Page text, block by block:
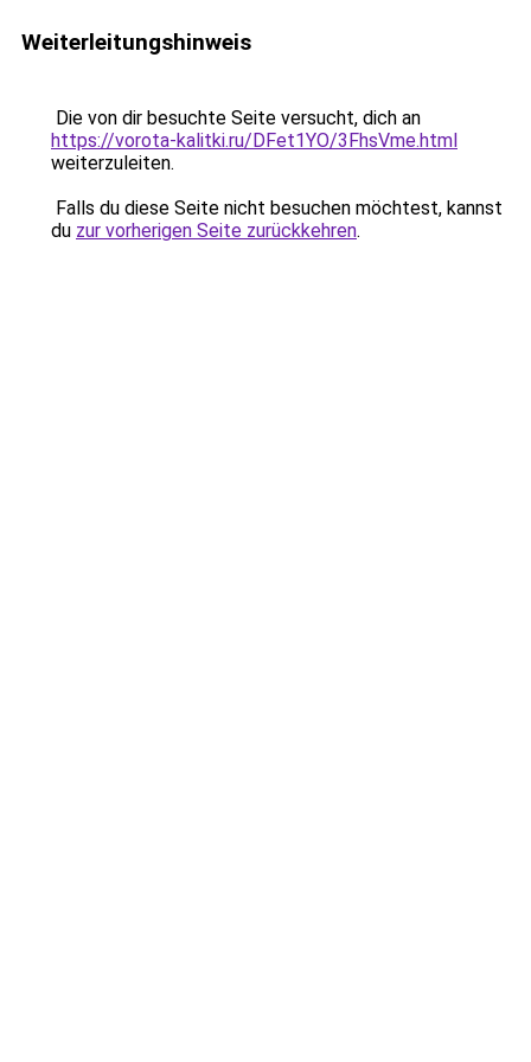
Weiterleitungshinweis
Die von dir besuchte Seite versucht, dich an
https://vorota-kalitki.ru/DFet1YO/3FhsVme.html
weiterzuleiten.
Falls du diese Seite nicht besuchen möchtest, kannst
du zur vorherigen Seite zurückkehren.